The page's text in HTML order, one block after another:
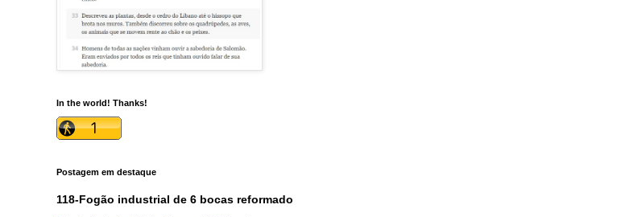
In the world! Thanks!
Postagem em destaque
118-Fogão industrial de 6 bocas reformado